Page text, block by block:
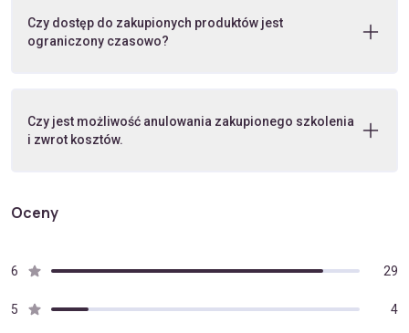
Czy dostęp do zakupionych produktów jest
ograniczony czasowo?
Czy jest możliwość anulowania zakupionego szkolenia
i zwrot kosztów.
Oceny
6 29
5 4